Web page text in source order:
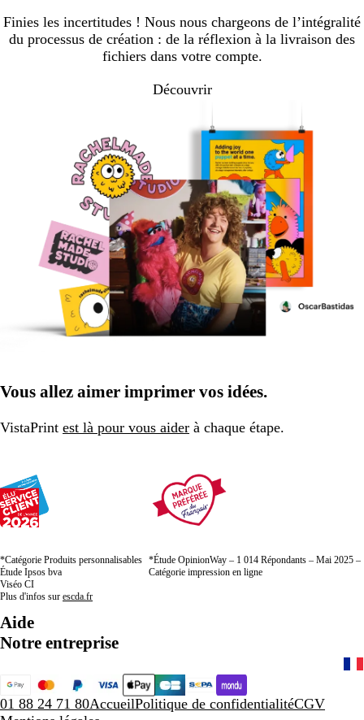
Finies les incertitudes ! Nous nous chargeons de l’intégralité
du processus de création : de la réflexion à la livraison des
fichiers dans votre compte.
Découvrir
Vous allez aimer imprimer vos idées.
VistaPrint est là pour vous aider à chaque étape.
*Catégorie Produits personnalisables
Étude Ipsos bva
Viséo CI
Plus d'infos sur escda.fr
*Étude OpinionWay – 1 014 Répondants – Mai 2025 –
Catégorie impression en ligne
Aide
Notre entreprise
01 88 24 71 80AccueilPolitique de confidentialitéCGV